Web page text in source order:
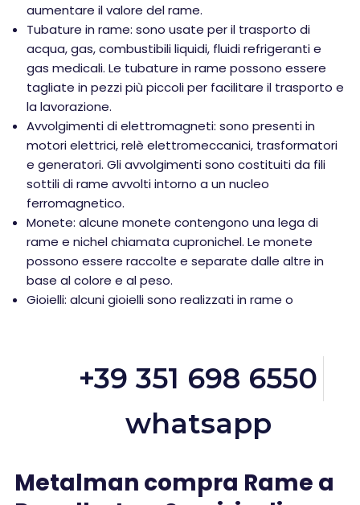
aumentare il valore del rame.
Tubature in rame: sono usate per il trasporto di
acqua, gas, combustibili liquidi, fluidi refrigeranti e
gas medicali. Le tubature in rame possono essere
tagliate in pezzi più piccoli per facilitare il trasporto e
la lavorazione.
Avvolgimenti di elettromagneti: sono presenti in
motori elettrici, relè elettromeccanici, trasformatori
e generatori. Gli avvolgimenti sono costituiti da fili
sottili di rame avvolti intorno a un nucleo
ferromagnetico.
Monete: alcune monete contengono una lega di
rame e nichel chiamata cupronichel. Le monete
possono essere raccolte e separate dalle altre in
base al colore e al peso.
Gioielli: alcuni gioielli sono realizzati in rame o
+39 351 698 6550
whatsapp
Metalman compra Rame a